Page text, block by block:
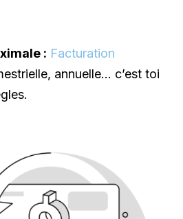
: Facturation
annuelle… c’est toi